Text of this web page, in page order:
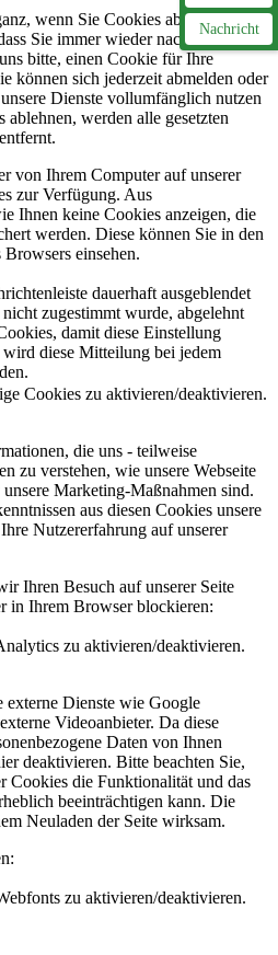
wenn Sie Cookies ablehnen
Sie immer wieder nach Cookies
bitte, einen Cookie für Ihre
können sich jederzeit abmelden oder
Dienste vollumfänglich nutzen
werden alle gesetzten
von Ihrem Computer auf unserer
zur Verfügung. Aus
Ihnen keine Cookies anzeigen, die
werden. Diese können Sie in den
einsehen.
dauerhaft ausgeblendet
zugestimmt wurde, abgelehnt
damit diese Einstellung
diese Mitteilung bei jedem
Cookies zu aktivieren/deaktivieren.
die uns - teilweise
zu verstehen, wie unsere Webseite
Marketing-Maßnahmen sind.
aus diesen Cookies unsere
Nutzererfahrung auf unserer
Ihren Besuch auf unserer Seite
in Ihrem Browser blockieren:
zu aktivieren/deaktivieren.
externe Dienste wie Google
Videoanbieter. Da diese
Daten von Ihnen
deaktivieren. Bitte beachten Sie,
Cookies die Funktionalität und das
beeinträchtigen kann. Die
Neuladen der Seite wirksam.
zu aktivieren/deaktivieren.
Nachricht